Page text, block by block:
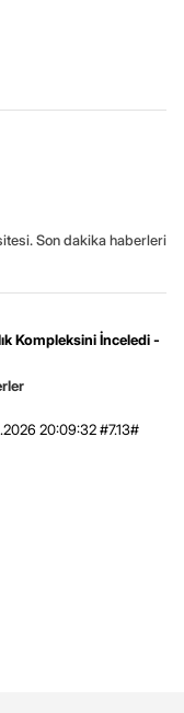
Son dakika haberleri
Kompleksini İnceledi -
20:09:32 #7.13#